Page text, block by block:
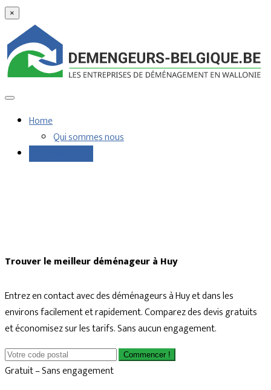
×
Home
Qui sommes nous
Trouver le meilleur déménageur à Huy
Entrez en contact avec des déménageurs à Huy et dans les
environs facilement et rapidement. Comparez des devis gratuits
et économisez sur les tarifs. Sans aucun engagement.
Commencer !
Gratuit – Sans engagement